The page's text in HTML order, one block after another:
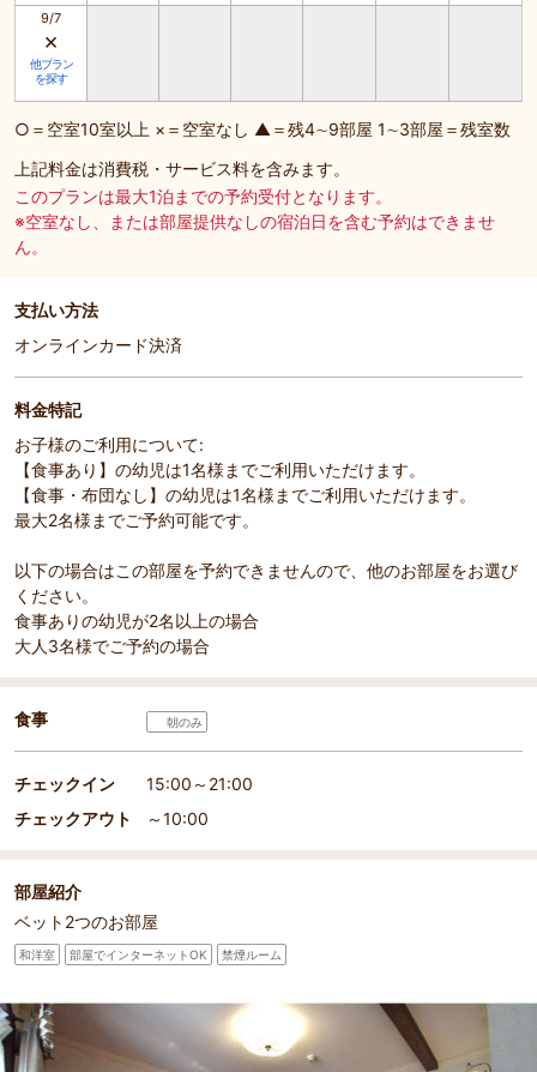
9/7
×
他プラン
を探す
○＝空室10室以上 ×＝空室なし ▲＝残4∼9部屋 1∼3部屋＝残室数
上記料金は消費税・サービス料を含みます。
このプランは最大1泊までの予約受付となります。
※空室なし、または部屋提供なしの宿泊日を含む予約はできませ
ん。
支払い方法
オンラインカード決済
料金特記
お子様のご利用について:
【食事あり】の幼児は1名様までご利用いただけます。
【食事・布団なし】の幼児は1名様までご利用いただけます。
最大2名様までご予約可能です。
以下の場合はこの部屋を予約できませんので、他のお部屋をお選び
ください。
食事ありの幼児が2名以上の場合
大人3名様でご予約の場合
食事 朝のみ
チェックイン
15:00～21:00
チェックアウト
～10:00
部屋紹介
ベット2つのお部屋
和洋室 部屋でインターネットOK 禁煙ルーム